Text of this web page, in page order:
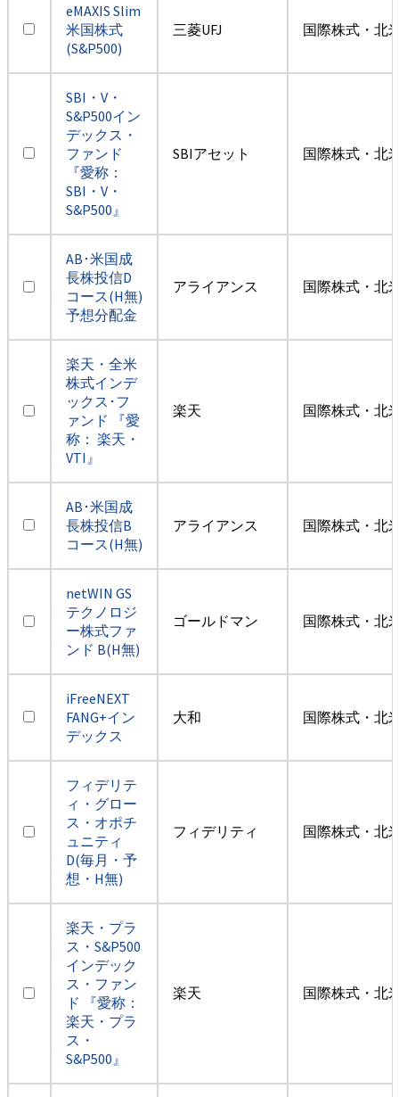
eMAXIS Slim
米国株式
(S&P500)
三菱UFJ 国際株式・北
SBI・V・
S&P500イン
デックス・
ファンド
『愛称：
SBI・V・
S&P500』
SBIアセット 国際株式・北
AB･米国成
長株投信D
コース(H無)
予想分配金
アライアンス 国際株式・北
楽天・全米
株式インデ
ックス･フ
ァンド 『愛
称： 楽天・
VTI』
楽天 国際株式・北
AB･米国成
長株投信B
コース(H無)
アライアンス 国際株式・北
netWIN GS
テクノロジ
ー株式ファ
ンド B(H無)
ゴールドマン 国際株式・北
iFreeNEXT
FANG+イン
デックス
大和 国際株式・北
フィデリテ
ィ・グロー
ス・オポチ
ュニティ
D(毎月・予
想・H無)
フィデリティ 国際株式・北
楽天・プラ
ス・S&P500
インデック
ス・ファン
ド 『愛称：
楽天・プラ
ス・
S&P500』
楽天 国際株式・北